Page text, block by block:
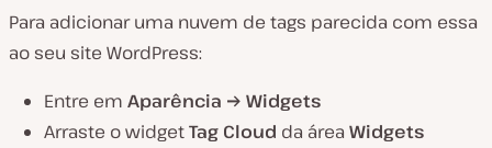
Para adicionar uma nuvem de tags parecida com essa
ao seu site WordPress:
Entre em Aparência → Widgets
Arraste o widgetTag Cloud da área Widgets